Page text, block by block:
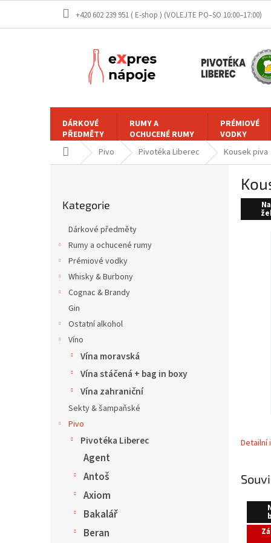
obsah
+420 602 239 951 ( E-shop )
DÁRKOVÉ
PŘEDMĚTY
RUMY A
OCHUCENÉ RUMY
PRÉMIOVÉ
VODKY
Domů Pivo Pivotéka Liberec Kousek piva
kategorie
Kategorie
Dárkové předměty
Rumy a ochucené rumy
Prémiové vodky
Whisky & Burbony
Cognac & Brandy
Gin
Ostatní alkohol
Víno
Vína moravská
Vína stáčená + bag in boxy
Vína zahraniční
Sekty & šampaňské
Pivo
Pivotéka Liberec
Agent
Antoš
Axiom
Bakalář
Beran
Detailní